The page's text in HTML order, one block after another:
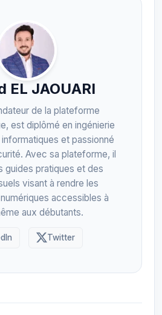
EL JAOUARI
de la plateforme
est diplômé en ingénierie
et passionné
Avec sa plateforme, il
guides pratiques et des
visant à rendre les
accessibles à
aux débutants.
Twitter